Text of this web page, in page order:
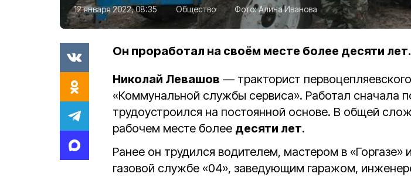
12 января 2022, 08:35 Общество Фото:Алина Иванова
Он проработал на своём месте более десяти лет.
Николай Левашов — тракторист
«Коммунальной службы сервиса». Работал сначала
трудоустроился на постоянной основе. В общей
рабочем месте более десяти лет.
Ранее он трудился водителем, мастером в «Горгазе»
газовой службе «04», заведующим гаражом,